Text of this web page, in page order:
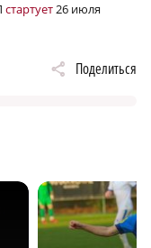
стартует26 июля
Поделиться